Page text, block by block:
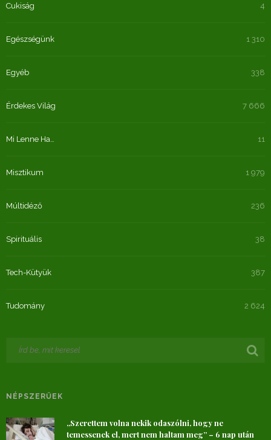
Cukiság 4
Egészségünk 1 310
Egyéb 338
Érdekes Világ 7 666
Mi Lenne Ha… 11
Misztikum 1 979
Múltidéző 236
Spirituális 38
Tech-Kütyük 387
Tudomány 2 624
NÉPSZERŰEK
„Szerettem volna nekik odaszólni, hogy ne
temessenek el, mert nem haltam meg” – 6 nap után